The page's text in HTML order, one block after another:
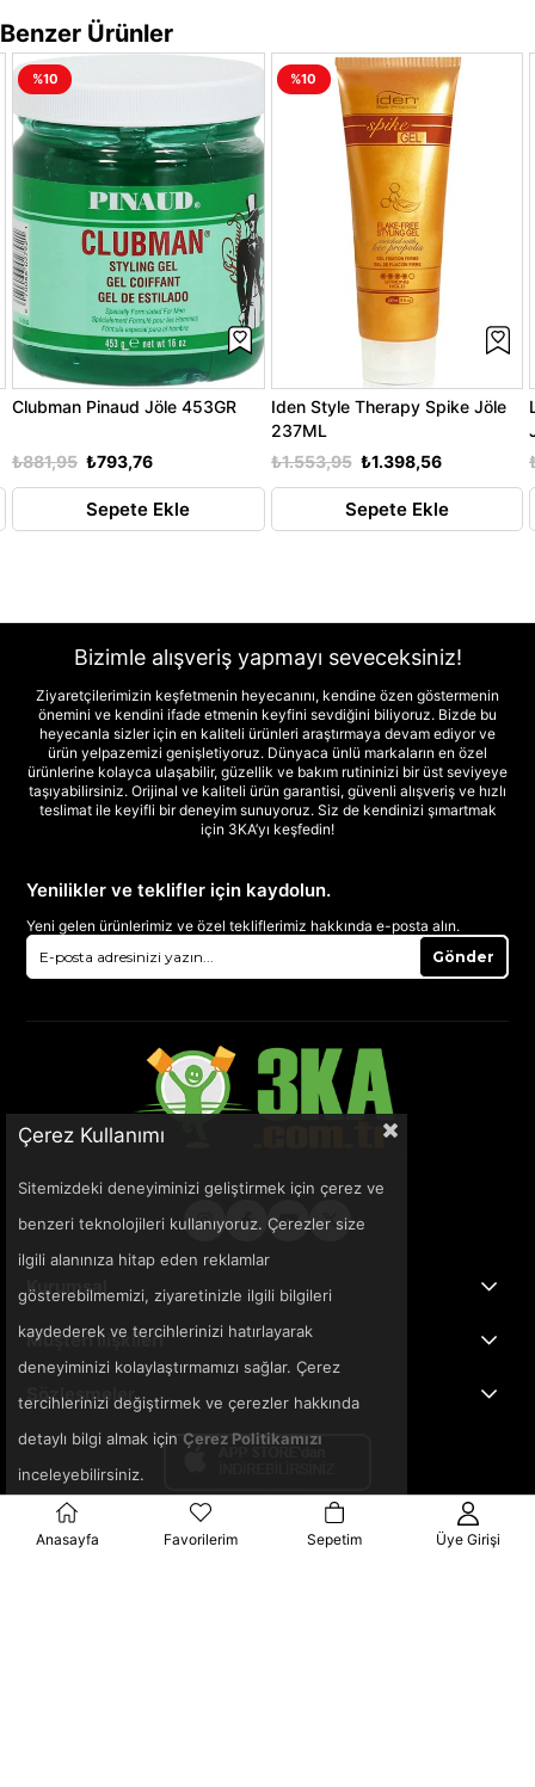
Benzer Ürünler
Clubman Pinaud Jöle 453GR
₺793,76
₺881,95
Sepete Ekle
%10
Iden Style Therapy Spike Jöle
237ML
₺1.398,56
₺1.553,95
Sepete Ekle
%10
Bizimle alışveriş yapmayı seveceksiniz!
Ziyaretçilerimizin keşfetmenin heyecanını, kendine özen göstermenin
önemini ve kendini ifade etmenin keyfini sevdiğini biliyoruz. Bizde bu
heyecanla sizler için en kaliteli ürünleri araştırmaya devam ediyor ve
ürün yelpazemizi genişletiyoruz. Dünyaca ünlü markaların en özel
ürünlerine kolayca ulaşabilir, güzellik ve bakım rutininizi bir üst seviyeye
taşıyabilirsiniz. Orijinal ve kaliteli ürün garantisi, güvenli alışveriş ve hızlı
teslimat ile keyifli bir deneyim sunuyoruz. Siz de kendinizi şımartmak
için 3KA’yı keşfedin!
Yenilikler ve teklifler için kaydolun.
Yeni gelen ürünlerimiz ve özel tekliflerimiz hakkında e-posta alın.
Gönder
Kurumsal
Müşteri İlişkileri
Sözleşmeler
Çerez Kullanımı
Sitemizdeki deneyiminizi geliştirmek için çerez ve
benzeri teknolojileri kullanıyoruz. Çerezler size
ilgili alanınıza hitap eden reklamlar
gösterebilmemizi, ziyaretinizle ilgili bilgileri
kaydederek ve tercihlerinizi hatırlayarak
deneyiminizi kolaylaştırmamızı sağlar. Çerez
tercihlerinizi değiştirmek ve çerezler hakkında
detaylı bilgi almak için Çerez Politikamızı
inceleyebilirsiniz.
Anasayfa Favorilerim Sepetim Üye Girişi